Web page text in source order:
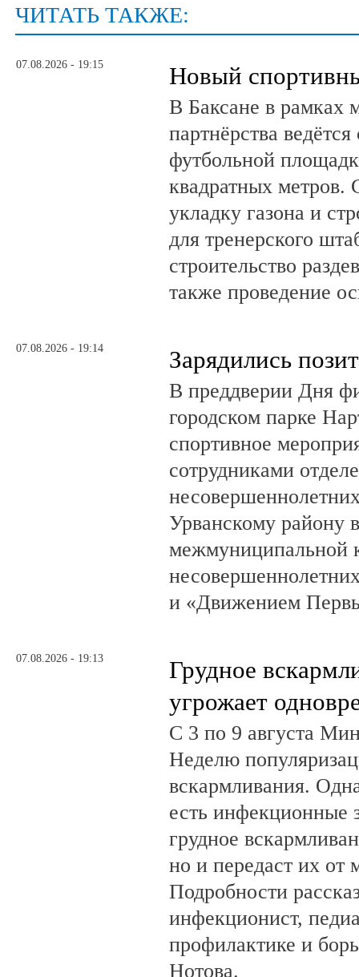
ЧИТАТЬ ТАКЖЕ:
07.08.2026 - 19:15 Новый
В Баксане в рамках
партнёрства
футбольной
квадратных метров.
укладку газона и
для тренерского
строительство
также проведение
07.08.2026 - 19:14 Зарядились
В преддверии Дня
городском парке
спортивное
сотрудниками
Урванскому району
межмуниципальной
и «Движением
07.08.2026 - 19:13
Грудное
угрожает
С 3 по 9 августа
Неделю
вскармливания.
есть инфекционные
грудное
но и передаст их от
Подробности
инфекционист,
профилактике и
Нотова.